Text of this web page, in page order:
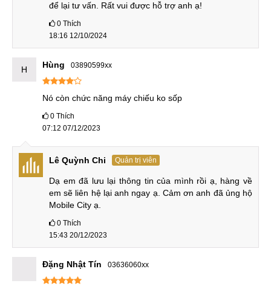
66W
hơn nhiều so với sạc 66W tích hợp trên mẫu máy tiền
Ngoài việc kế thừa ống kính nhìn xuyên đêm 64MP đã có
trên Unihertz TANK 2, nhà sản xuất còn nâng thông số
camera chính lên 200MP thay vì 108MP của Unihertz TANK
2. Camera góc siêu rộng của TANK 3 cũng được nâng cấp
lên cảm biến 50MP cao hơn nhiều so với 16MP của TANK
2. Ngoài ra, Unihertz TANK 3 còn có thêm cảm biến tele
8MP giúp chụp ảnh phóng xa tốt hơn.
So sánh camera Unihertz TANK 3 và Unihertz TANK 2:
Unihertz TANK 3
để lại tư vấn. Rất vui được hỗ trợ anh ạ!
0 Thích
18:16 12/10/2024
H Hùng 03890599xx
Nó còn chức năng máy chiếu ko sốp
0 Thích
07:12 07/12/2023
Lê Quỳnh Chi Quản trị viên
Dạ em đã lưu lại thông tin của mình rồi ạ, hàng về
em sẽ liên hệ lại anh ngay ạ. Cảm ơn anh đã ủng hộ
Mobile City ạ.
0 Thích
15:43 20/12/2023
Đặng Nhật Tín 03636060xx